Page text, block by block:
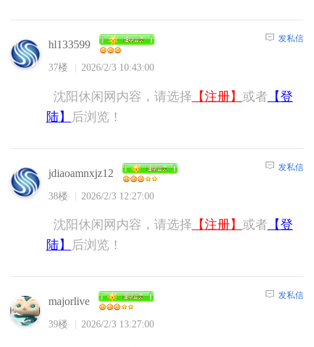
hl133599
37楼 2026/2/3 10:43:00
发私信
沈阳休闲网内容，请选择 【注册】 或者 【登
陆】
后浏览！
jdiaoamnxjz12
38楼 2026/2/3 12:27:00
发私信
沈阳休闲网内容，请选择 【注册】 或者 【登
陆】
后浏览！
majorlive
39楼 2026/2/3 13:27:00
发私信